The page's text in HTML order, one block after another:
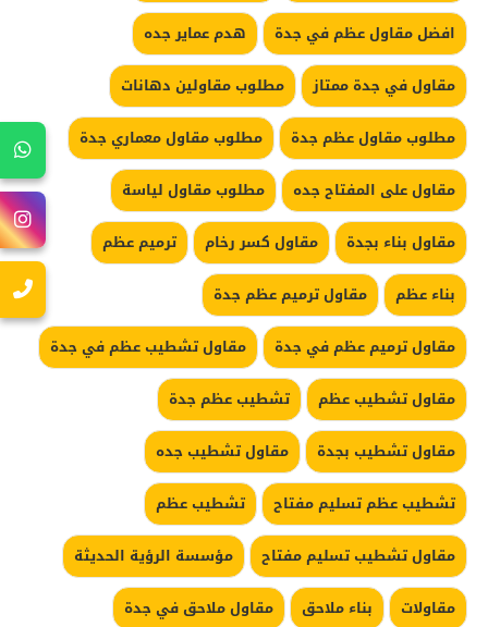
افضل مقاول عظم في جدة
هدم عماير جده
مقاول في جدة ممتاز
مطلوب مقاولين دهانات
مطلوب مقاول عظم جدة
مطلوب مقاول معماري جدة
مقاول على المفتاح جده
مطلوب مقاول لياسة
مقاول بناء بجدة
مقاول كسر رخام
ترميم عظم
بناء عظم
مقاول ترميم عظم جدة
مقاول ترميم عظم في جدة
مقاول تشطيب عظم في جدة
مقاول تشطيب عظم
تشطيب عظم جدة
مقاول تشطيب بجدة
مقاول تشطيب جده
تشطيب عظم تسليم مفتاح
تشطيب عظم
مقاول تشطيب تسليم مفتاح
مؤسسة الرؤية الحديثة
مقاولات
بناء ملاحق
مقاول ملاحق في جدة